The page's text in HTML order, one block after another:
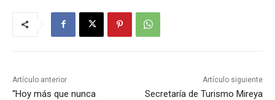
Artículo anterior
“Hoy más que nunca
Artículo siguiente
Secretaría de Turismo Mireya